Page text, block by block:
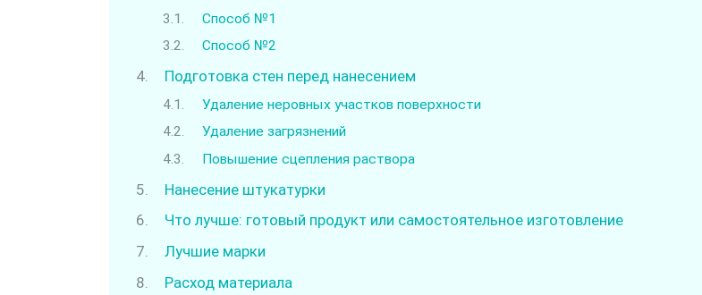
Способ №1
Способ №2
Подготовка стен перед нанесением
Удаление неровных участков поверхности
Удаление загрязнений
Повышение сцепления раствора
Нанесение штукатурки
Что лучше: готовый продукт или самостоятельное изготовление
Лучшие марки
Расход материала